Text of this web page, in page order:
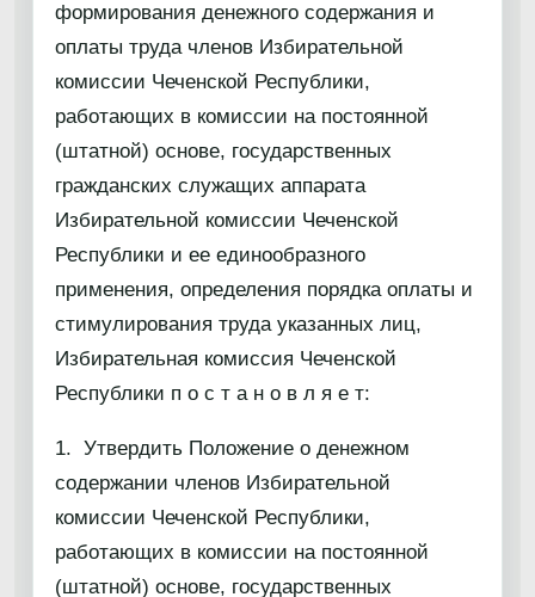
формирования денежного содержания и
оплаты труда членов Избирательной
комиссии Чеченской Республики,
работающих в комиссии на постоянной
(штатной) основе, государственных
гражданских служащих аппарата
Избирательной комиссии Чеченской
Республики и ее единообразного
применения, определения порядка оплаты и
стимулирования труда указанных лиц,
Избирательная комиссия Чеченской
Республики п о с т а н о в л я е т:
1. Утвердить Положение о денежном
содержании членов Избирательной
комиссии Чеченской Республики,
работающих в комиссии на постоянной
(штатной) основе, государственных